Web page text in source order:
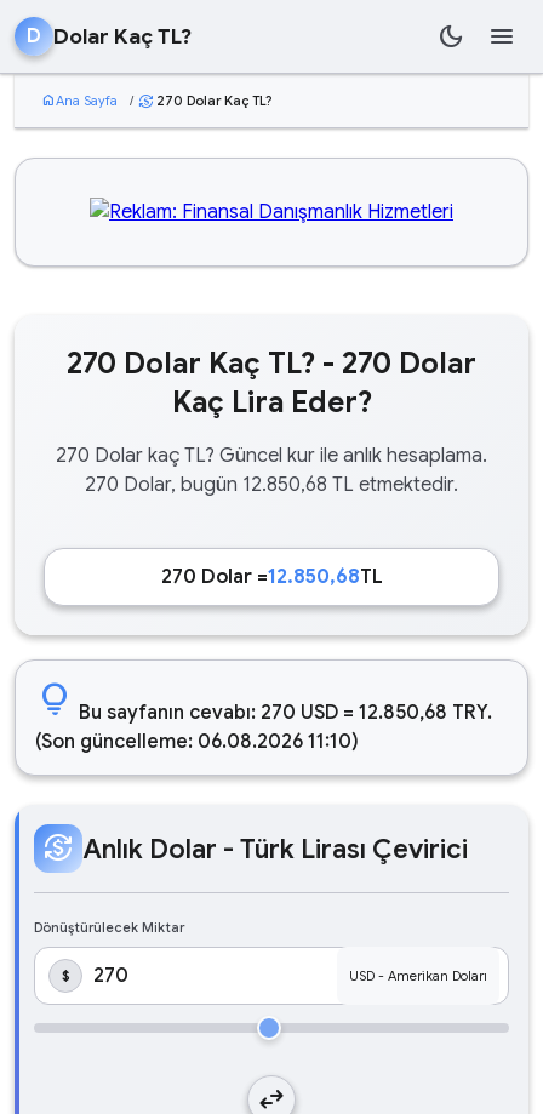
D Dolar Kaç TL? dark_mode menu
homeAna Sayfa / currency_exchange 270 Dolar Kaç TL?
270 Dolar Kaç TL? - 270 Dolar
Kaç Lira Eder?
270 Dolar kaç TL? Güncel kur ile anlık hesaplama.
270 Dolar, bugün 12.850,68 TL etmektedir.
270 Dolar =12.850,68TL
lightbulb Bu sayfanın cevabı: 270 USD = 12.850,68 TRY.
(Son güncelleme: 06.08.2026 11:10)
currency_exchange Anlık Dolar - Türk Lirası Çevirici
Dönüştürülecek Miktar
$
swap_horiz